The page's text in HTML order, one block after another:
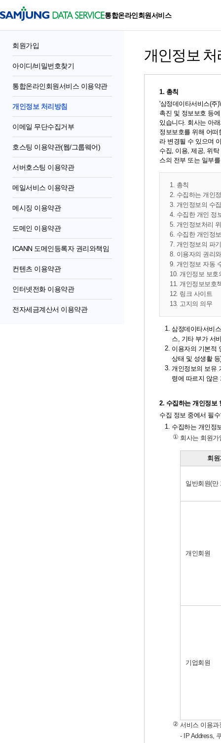
통합온라인회원서비스
회원가입
아이디/비밀번호찾기
통합온라인회원서비스 이용약관
개인정보 처리방침
이메일 무단수집거부
호스팅 이용약관(웹/그룹웨어)
서버호스팅 이용약관
메일서비스 이용약관
메시징 이용약관
도메인 이용약관
ICANN 도메인등록자 권리와책임
컨텐츠 이용약관
인터넷전화 이용약관
전자세금계산서 이용약관
개인정보 처
1. 총칙
'삼정데이타서비스(주
촉진 및 정보보호 등
있습니다. 회사는 아
정보보호를 위해 어
라 변경될 수 있으며
수집, 이용, 제공, 위
스의 전부 또는 일부
1. 총칙
2. 수집하는 개인
3. 개인정보의 수
4. 수집한 개인 정
5. 개인정보처리
6. 수집한 개인정
7. 개인정보의 파
8. 이용자의 권리
9. 개인정보 자동
10. 개인정보 보
11. 개인정보보호
12. 링크 사이트
13. 고지의 의무
1. 삼정데이타서비
스, 기타 부가 서
2. 이용자의 기본적
상태 및 성생활
3. 개인정보의 보유
령에 따르지 않은
2. 수집하는 개인정보
수집 정보 중에서 필
1. 수집하는 개인정
① 회사는 회원
회
일반회원(만
개인회원
기업회원
② 서비스 이용과
- IP Address,